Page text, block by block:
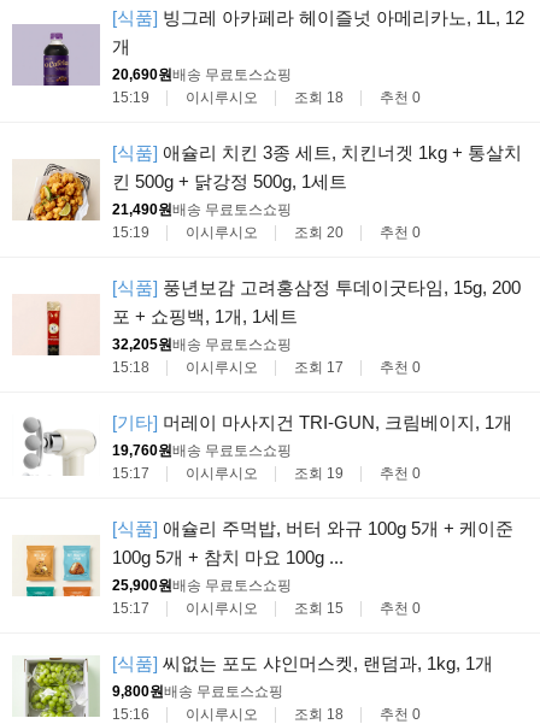
[식품] 빙그레 아카페라 헤이즐넛 아메리카노, 1L, 12
개
20,690원배송 무료토스쇼핑
15:19
이시루시오 조회 18 추천 0
[식품] 애슐리 치킨 3종 세트, 치킨너겟 1kg + 통살치
킨 500g + 닭강정 500g, 1세트
21,490원배송 무료토스쇼핑
15:19
이시루시오 조회 20 추천 0
[식품] 풍년보감 고려홍삼정 투데이굿타임, 15g, 200
포 + 쇼핑백, 1개, 1세트
32,205원배송 무료토스쇼핑
15:18
이시루시오 조회 17 추천 0
[기타] 머레이 마사지건 TRI-GUN, 크림베이지, 1개
19,760원배송 무료토스쇼핑
15:17
이시루시오 조회 19 추천 0
[식품] 애슐리 주먹밥, 버터 와규 100g 5개 + 케이준
100g 5개 + 참치 마요 100g ...
25,900원배송 무료토스쇼핑
15:17
이시루시오 조회 15 추천 0
[식품] 씨없는 포도 샤인머스켓, 랜덤과, 1kg, 1개
9,800원배송 무료토스쇼핑
15:16
이시루시오 조회 18 추천 0